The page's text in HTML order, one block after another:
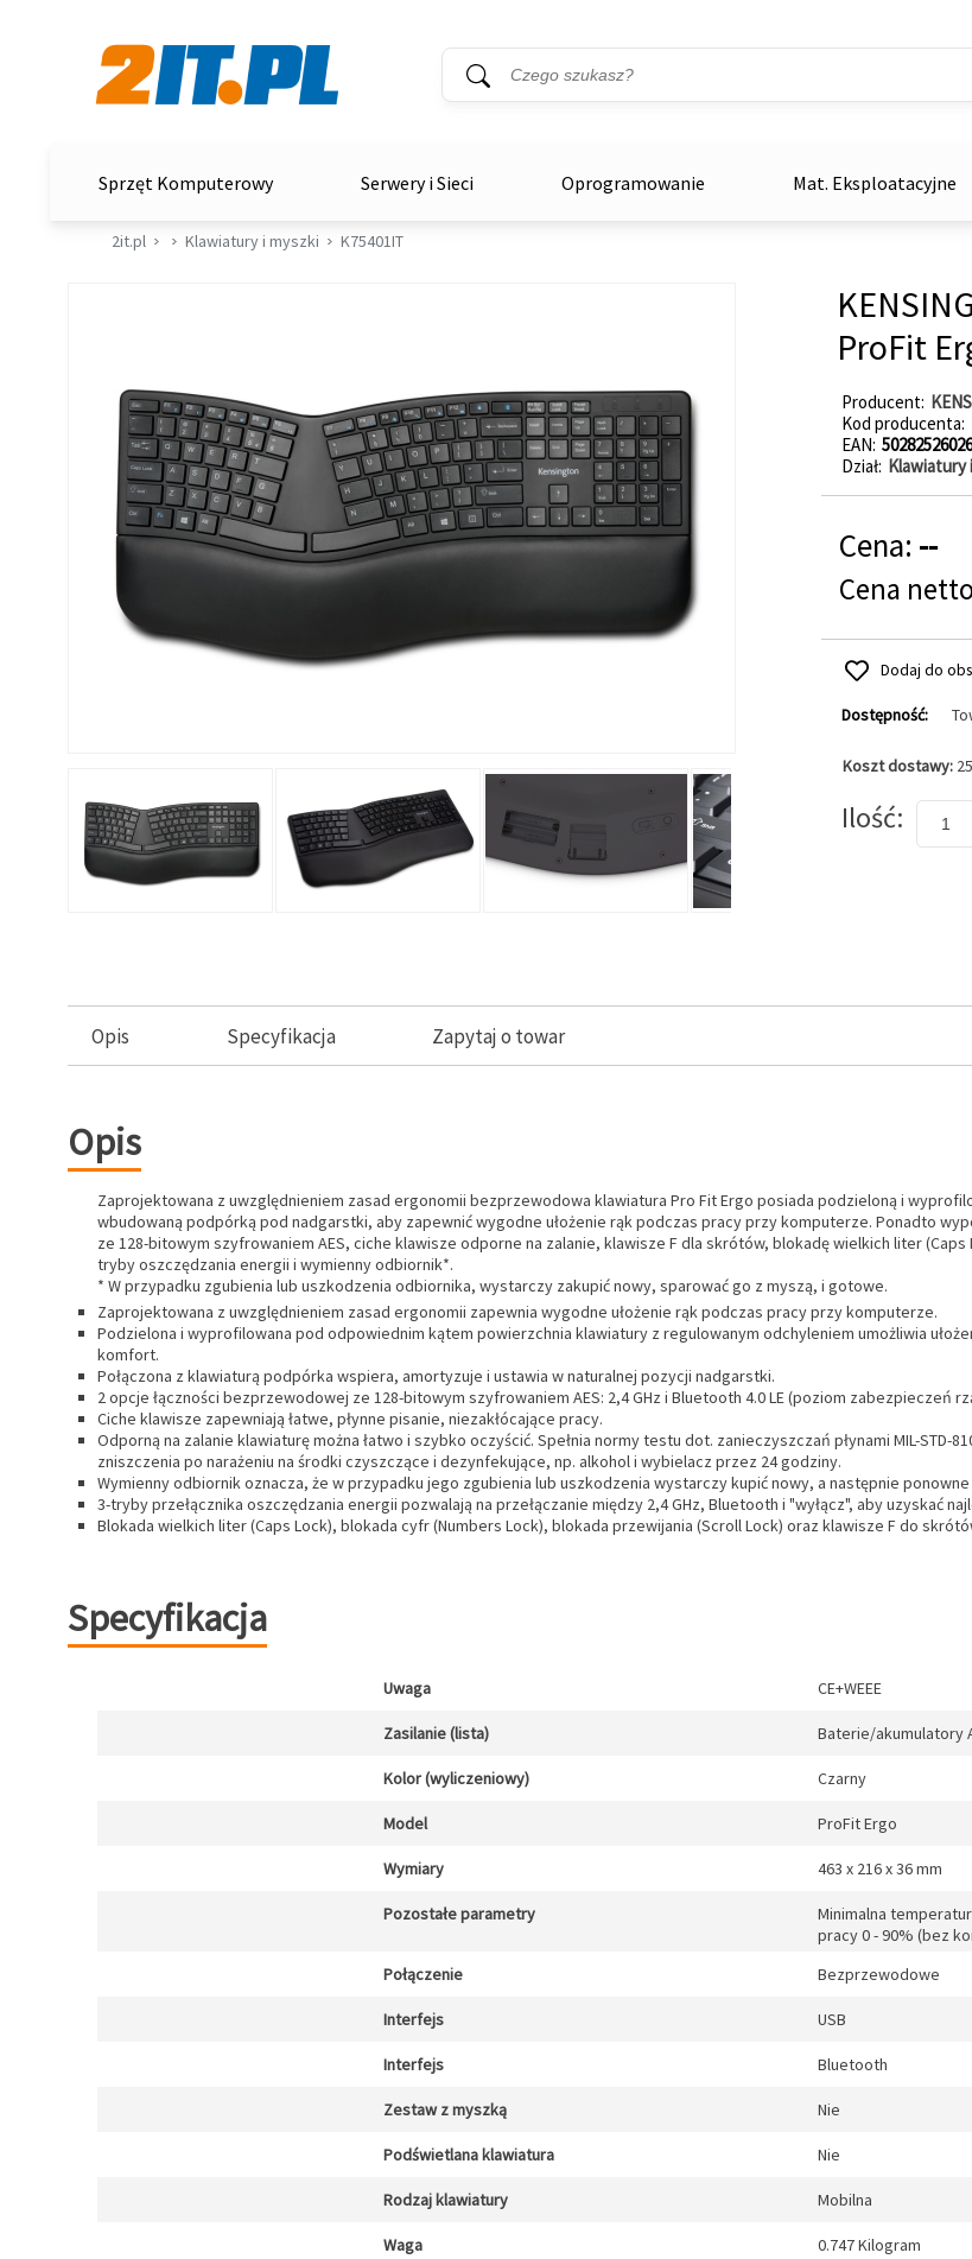
Wyszukiwarka
Słowo kluczowe
Sprzęt Komputerowy Serwery i Sieci Oprogramowanie Mat. Eksploatacyjne
2it.pl Klawiatury i myszki K75401IT
ProFit
Producent
Kod producenta
EAN
Dział Klawiatury
Cena: --
Cena
Dodaj do
Dostępność:
Koszt dostawy:
Ilość
Opis Specyfikacja Zapytaj o towar
Opis
Zaprojektowana z uwzględnieniem zasad ergonomii bezprzewodowa klawiatura Pro Fit Ergo posiada podzieloną i
wbudowaną podpórką pod nadgarstki, aby zapewnić wygodne ułożenie rąk podczas pracy przy komputerze. Ponadto
ze 128-bitowym szyfrowaniem AES, ciche klawisze odporne na zalanie, klawisze F dla skrótów, blokadę wielkich liter
tryby oszczędzania energii i wymienny odbiornik*.
* W przypadku zgubienia lub uszkodzenia odbiornika, wystarczy zakupić nowy, sparować go z myszą, i gotowe.
Zaprojektowana z uwzględnieniem zasad ergonomii zapewnia wygodne ułożenie rąk podczas pracy przy komputerze.
Podzielona i wyprofilowana pod odpowiednim kątem powierzchnia klawiatury z regulowanym odchyleniem umożliwia
komfort.
Połączona z klawiaturą podpórka wspiera, amortyzuje i ustawia w naturalnej pozycji nadgarstki.
2 opcje łączności bezprzewodowej ze 128-bitowym szyfrowaniem AES: 2,4 GHz i Bluetooth 4.0 LE (poziom zabezpieczeń
Ciche klawisze zapewniają łatwe, płynne pisanie, niezakłócające pracy.
Odporną na zalanie klawiaturę można łatwo i szybko oczyścić. Spełnia normy testu dot. zanieczyszczań płynami MIL-STD-
zniszczenia po narażeniu na środki czyszczące i dezynfekujące, np. alkohol i wybielacz przez 24 godziny.
Wymienny odbiornik oznacza, że w przypadku jego zgubienia lub uszkodzenia wystarczy kupić nowy, a następnie
3-tryby przełącznika oszczędzania energii pozwalają na przełączanie między 2,4 GHz, Bluetooth i "wyłącz", aby uzyskać
Blokada wielkich liter (Caps Lock), blokada cyfr (Numbers Lock), blokada przewijania (Scroll Lock) oraz klawisze F do
Specyfikacja
Uwaga CE+WEEE
Zasilanie (lista) Baterie/akumulatory
Kolor (wyliczeniowy) Czarny
Model ProFit Ergo
Wymiary 463 x 216 x 36 mm
Pozostałe parametry
Minimalna
pracy 0 - 90% (bez
Połączenie
Bezprzewodowe
Interfejs USB
Interfejs Bluetooth
Zestaw z myszką Nie
Podświetlana klawiatura Nie
Rodzaj klawiatury Mobilna
Waga 0.747 Kilogram